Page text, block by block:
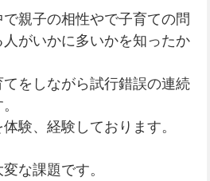
親子の相性やで子育ての問
がいかに多いかを知ったか
をしながら試行錯誤の連続
験、経験しております。
な課題です。